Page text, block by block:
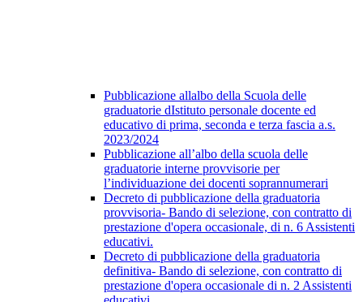
Pubblicazione allalbo della Scuola delle
graduatorie dIstituto personale docente ed
educativo di prima, seconda e terza fascia a.s.
2023/2024
Pubblicazione all’albo della scuola delle
graduatorie interne provvisorie per
l’individuazione dei docenti soprannumerari
Decreto di pubblicazione della graduatoria
provvisoria- Bando di selezione, con contratto di
prestazione d'opera occasionale, di n. 6 Assistenti
educativi.
Decreto di pubblicazione della graduatoria
definitiva- Bando di selezione, con contratto di
prestazione d'opera occasionale di n. 2 Assistenti